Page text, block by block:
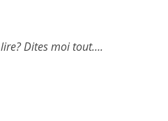
lire? Dites moi tout….